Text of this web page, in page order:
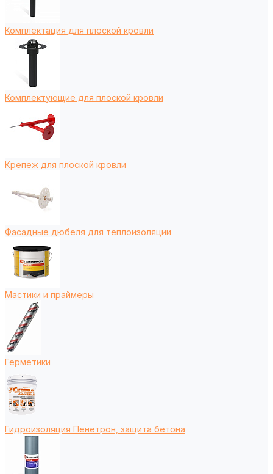
Комплектация для плоской кровли
Комплектующие для плоской кровли
Крепеж для плоской кровли
Фасадные дюбеля для теплоизоляции
Мастики и праймеры
Герметики
Гидроизоляция Пенетрон, защита бетона